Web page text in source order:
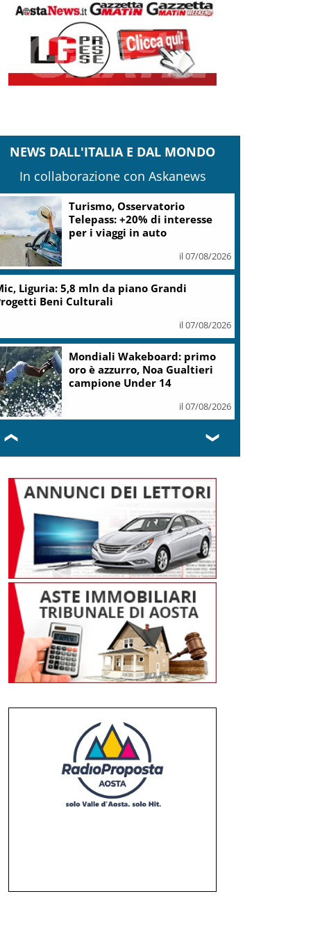
NEWS DALL'ITALIA E DAL MONDO
In collaborazione con Askanews
Turismo, Osservatorio
Telepass: +20% di interesse
per i viaggi in auto
il 07/08/2026
Liguria: 5,8 mln da piano Grandi
Beni Culturali
il 07/08/2026
Mondiali Wakeboard: primo
oro è azzurro, Noa Gualtieri
campione Under 14
il 07/08/2026
❮ ❯